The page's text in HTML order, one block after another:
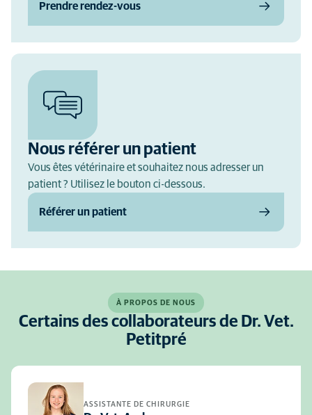
Prendre rendez-vous
Nous référer un patient
Vous êtes vétérinaire et souhaitez nous adresser un
patient ? Utilisez le bouton ci-dessous.
Référer un patient
À PROPOS DE NOUS
Certains des collaborateurs de Dr. Vet.
Petitpré
ASSISTANTE DE CHIRURGIE